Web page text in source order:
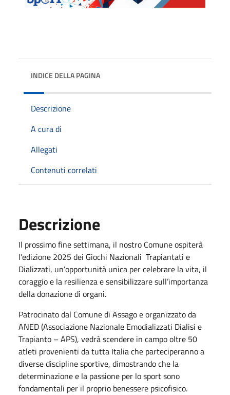
INDICE DELLA PAGINA
Descrizione
A cura di
Allegati
Contenuti correlati
Descrizione
Il prossimo fine settimana, il nostro Comune ospiterà
l’edizione 2025 dei Giochi Nazionali Trapiantati e
Dializzati, un’opportunità unica per celebrare la vita, il
coraggio e la resilienza e sensibilizzare sull’importanza
della donazione di organi.
Patrocinato dal Comune di Assago e organizzato da
ANED (Associazione Nazionale Emodializzati Dialisi e
Trapianto – APS), vedrà scendere in campo oltre 50
atleti provenienti da tutta Italia che parteciperanno a
diverse discipline sportive, dimostrando che la
determinazione e la passione per lo sport sono
fondamentali per il proprio benessere psicofisico.